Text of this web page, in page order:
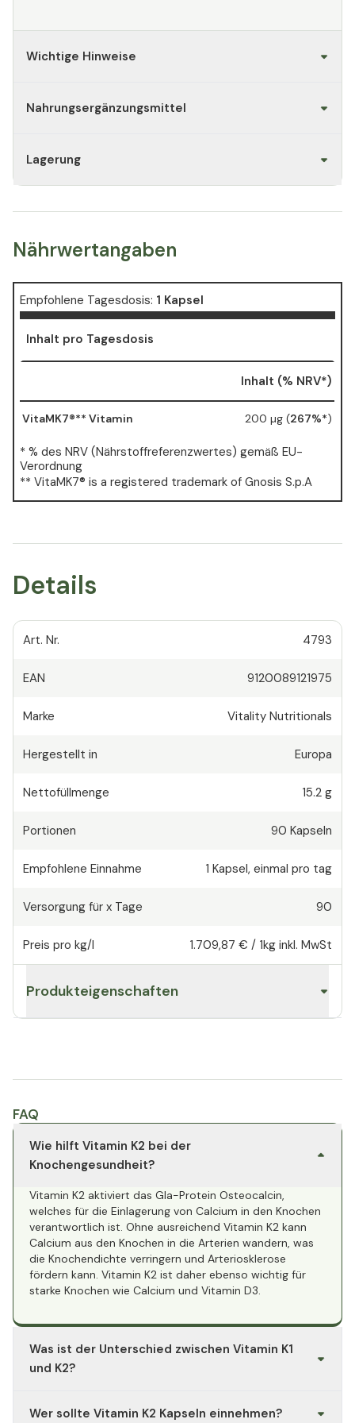
Konservierungsmitteln, frei von
pflanzliche Kapseln. Garantiert
geeignet.
Sehr gutes Preis-Leistungs-
und Reinheit des enthaltenen
Verzicht auf unerwünschte
Zusatzstoffe und seine gute
Leistungs-Verhältnis.
Zufriedenheitsgarantie: Wir
garantieren die Qualität der
Vitality Vitamin K2 200 µg
Kapseln mit unserer 100 Tage
Geld zurück Garantie. Sollten
Sie mit dem Produkt nicht
zufrieden sein, können Sie
Wichtige Hinweise
Nahrungsergänzungsmittel
Lagerung
Nährwertangaben
Empfohlene Tagesdosis: 1 Kapsel
Inhalt pro Tagesdosis
Inhalt (% NRV*)
VitaMK7®** Vitamin 200 µg (267%*)
* % des NRV (Nährstoffreferenzwertes) gemäß EU-
Verordnung
** VitaMK7® is a registered trademark of Gnosis S.p.A
Details
Art. Nr. 4793
EAN 9120089121975
Marke Vitality Nutritionals
Hergestellt in Europa
Nettofüllmenge 15.2 g
Portionen 90 Kapseln
Empfohlene Einnahme 1 Kapsel, einmal pro tag
Versorgung für x Tage 90
Preis pro kg/l 1.709,87 € / 1kg inkl. MwSt
Produkteigenschaften
FAQ
Wie hilft Vitamin K2 bei der
Knochengesundheit?
Vitamin K2 aktiviert das Gla-Protein Osteocalcin,
welches für die Einlagerung von Calcium in den Knochen
verantwortlich ist. Ohne ausreichend Vitamin K2 kann
Calcium aus den Knochen in die Arterien wandern, was
die Knochendichte verringern und Arteriosklerose
fördern kann. Vitamin K2 ist daher ebenso wichtig für
starke Knochen wie Calcium und Vitamin D3.
Was ist der Unterschied zwischen Vitamin K1
und K2?
vor und ist vor allem für die Blutgerinnung wichtig.
Wer sollte Vitamin K2 Kapseln einnehmen?